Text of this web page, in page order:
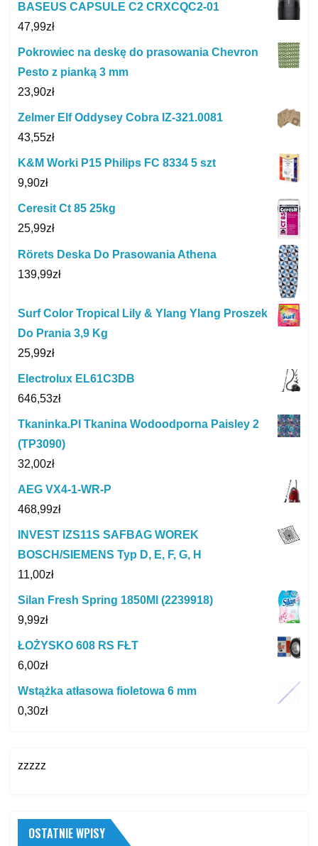
BASEUS CAPSULE C2 CRXCQC2-01
47,99zł
Pokrowiec na deskę do prasowania Chevron
Pesto z pianką 3 mm
23,90zł
Zelmer Elf Oddysey Cobra IZ-321.0081
43,55zł
K&M Worki P15 Philips FC 8334 5 szt
9,90zł
Ceresit Ct 85 25kg
25,99zł
Rörets Deska Do Prasowania Athena
139,99zł
Surf Color Tropical Lily & Ylang Ylang Proszek
Do Prania 3,9 Kg
25,99zł
Electrolux EL61C3DB
646,53zł
Tkaninka.Pl Tkanina Wodoodporna Paisley 2
(TP3090)
32,00zł
AEG VX4-1-WR-P
468,99zł
INVEST IZS11S SAFBAG WOREK
BOSCH/SIEMENS Typ D, E, F, G, H
11,00zł
Silan Fresh Spring 1850Ml (2239918)
9,99zł
ŁOŻYSKO 608 RS FŁT
6,00zł
Wstążka atłasowa fioletowa 6 mm
0,30zł
zzzzz
OSTATNIE WPISY